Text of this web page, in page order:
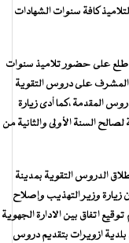
كافة سنوات الشهادات
واطلع على حضور تلاميذ سنوات
المشرف على دروس التقوية
المقدمة ،كما أدى زيارة
السنة الأولى والثانية من
الدروس التقوية بمدينة
زيارة وزير التهذيب وإصلاح
اتفاق بين الادارة الجهوية
بلدية ازويرات بتقديم دروس